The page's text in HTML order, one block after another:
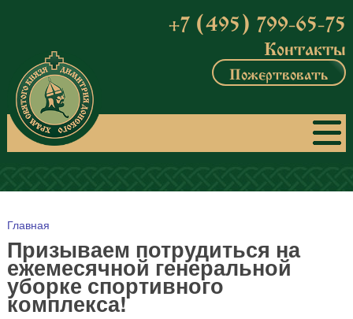
+7 (495) 799-65-75
Контакты
Пожертвовать
Вы здесь
Главная
Призываем потрудиться на
ежемесячной генеральной
уборке спортивного
комплекса!